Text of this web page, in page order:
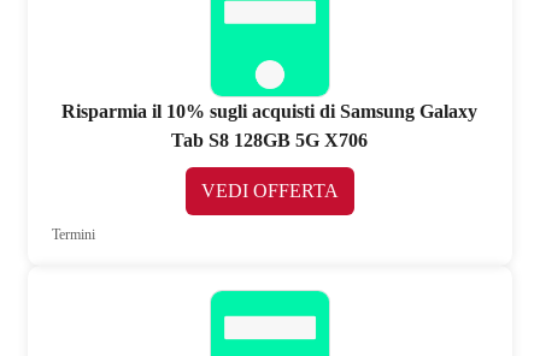
Risparmia il 10% sugli acquisti di Samsung Galaxy
Tab S8 128GB 5G X706
VEDI OFFERTA
Termini